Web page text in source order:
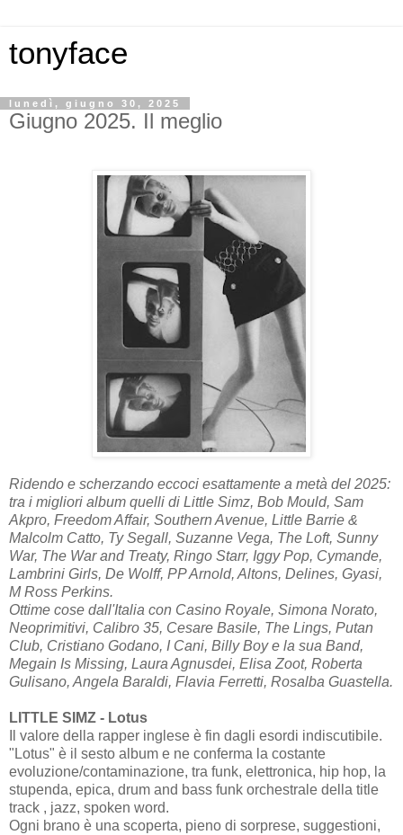
tonyface
lunedì, giugno 30, 2025
Giugno 2025. Il meglio
Ridendo e scherzando eccoci esattamente a metà del 2025:
tra i migliori album quelli di Little Simz, Bob Mould, Sam
Akpro, Freedom Affair, Southern Avenue, Little Barrie &
Malcolm Catto, Ty Segall, Suzanne Vega, The Loft, Sunny
War, The War and Treaty, Ringo Starr, Iggy Pop, Cymande,
Lambrini Girls, De Wolff, PP Arnold, Altons, Delines, Gyasi,
M Ross Perkins.
Ottime cose dall'Italia con Casino Royale, Simona Norato,
Neoprimitivi, Calibro 35, Cesare Basile, The Lings, Putan
Club, Cristiano Godano, I Cani, Billy Boy e la sua Band,
Megain Is Missing, Laura Agnusdei, Elisa Zoot, Roberta
Gulisano, Angela Baraldi, Flavia Ferretti, Rosalba Guastella.
LITTLE SIMZ - Lotus
Il valore della rapper inglese è fin dagli esordi indiscutibile.
"Lotus" è il sesto album e ne conferma la costante
evoluzione/contaminazione, tra funk, elettronica, hip hop, la
stupenda, epica, drum and bass funk orchestrale della title
track , jazz, spoken word.
Ogni brano è una scoperta, pieno di sorprese, suggestioni,